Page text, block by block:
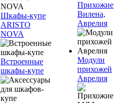
Шкафы-купе
ARISTO
NOVA
Встроенные
шкафы-купе
Прихожие
Вилена,
Аврелия
Модули
прихожей
Аврелия